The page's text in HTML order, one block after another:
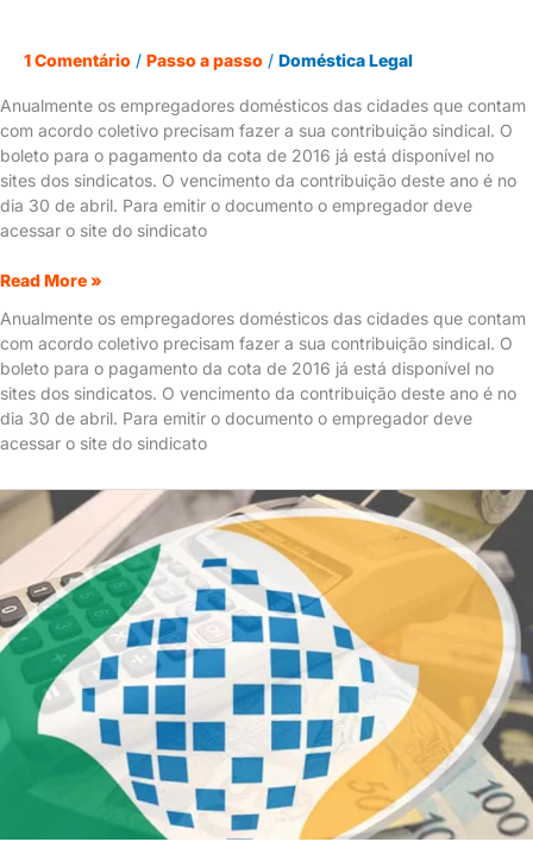
1 Comentário / Passo a passo / Doméstica Legal
Anualmente os empregadores domésticos das cidades que contam
com acordo coletivo precisam fazer a sua contribuição sindical. O
boleto para o pagamento da cota de 2016 já está disponível no
sites dos sindicatos. O vencimento da contribuição deste ano é no
dia 30 de abril. Para emitir o documento o empregador deve
acessar o site do sindicato
Read More »
Anualmente os empregadores domésticos das cidades que contam
com acordo coletivo precisam fazer a sua contribuição sindical. O
boleto para o pagamento da cota de 2016 já está disponível no
sites dos sindicatos. O vencimento da contribuição deste ano é no
dia 30 de abril. Para emitir o documento o empregador deve
acessar o site do sindicato
DAE
janeiro
tem
INSS
da
doméstica
atualizado
a